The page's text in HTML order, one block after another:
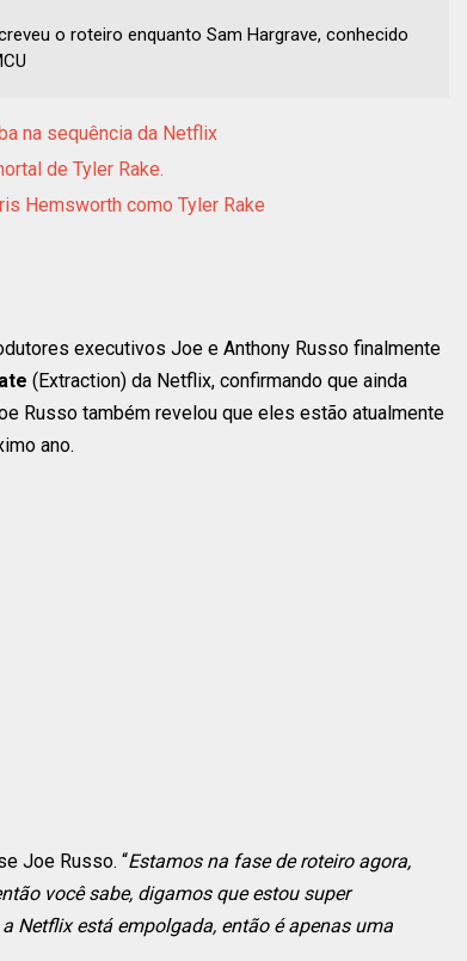
o roteiro enquanto Sam Hargrave, conhecido
na sequência da Netflix
de Tyler Rake.
Hemsworth como Tyler Rake
executivos Joe e Anthony Russo finalmente
(Extraction) da Netflix, confirmando que ainda
Russo também revelou que eles estão atualmente
ano.
Joe Russo. “Estamos na fase de roteiro agora,
você sabe, digamos que estou super
Netflix está empolgada, então é apenas uma